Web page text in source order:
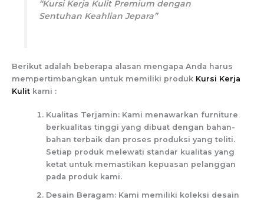
“Kursi Kerja Kulit Premium dengan
Sentuhan Keahlian Jepara”
Berikut adalah beberapa alasan mengapa Anda harus
mempertimbangkan untuk memiliki produk Kursi Kerja
Kulit kami :
Kualitas Terjamin: Kami menawarkan furniture
berkualitas tinggi yang dibuat dengan bahan-
bahan terbaik dan proses produksi yang teliti.
Setiap produk melewati standar kualitas yang
ketat untuk memastikan kepuasan pelanggan
pada produk kami.
Desain Beragam: Kami memiliki koleksi desain